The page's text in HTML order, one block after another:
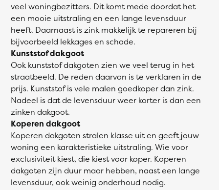
veel woningbezitters. Dit komt mede doordat het
een mooie uitstraling en een lange levensduur
heeft. Daarnaast is zink makkelijk te repareren bij
bijvoorbeeld lekkages en schade.
Kunststof dakgoot
Ook kunststof dakgoten zien we veel terug in het
straatbeeld. De reden daarvan is te verklaren in de
prijs. Kunststof is vele malen goedkoper dan zink.
Nadeel is dat de levensduur weer korter is dan een
zinken dakgoot.
Koperen dakgoot
Koperen dakgoten stralen klasse uit en geeft jouw
woning een karakteristieke uitstraling. Wie voor
exclusiviteit kiest, die kiest voor koper. Koperen
dakgoten zijn duur maar hebben, naast een lange
levensduur, ook weinig onderhoud nodig.